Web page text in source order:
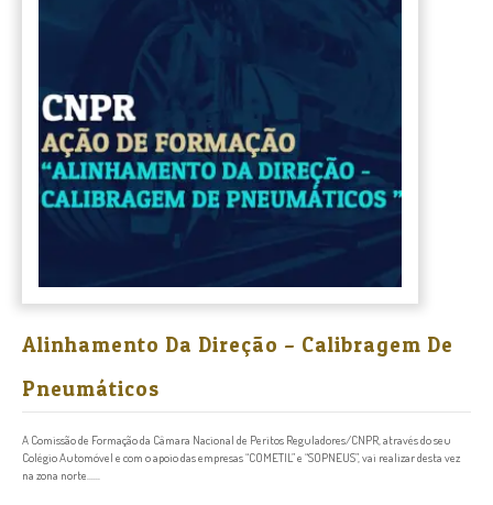
Alinhamento Da Direção – Calibragem De
Pneumáticos
A Comissão de Formação da Câmara Nacional de Peritos Reguladores/CNPR, através do seu
Colégio Automóvel e com o apoio das empresas “COMETIL” e “SOPNEUS”, vai realizar desta vez
na zona norte......